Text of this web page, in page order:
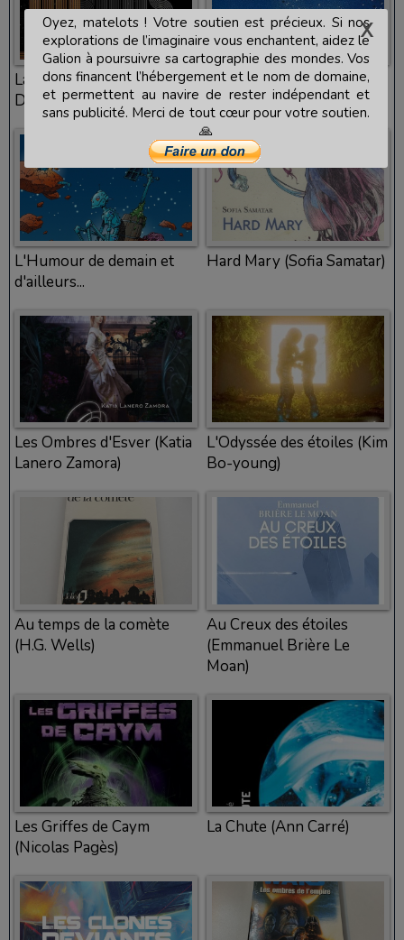
La Zone du dehors (Alain
Damasio)
Croisière sans escale
(Brian Aldiss)
L'Humour de demain et
d'ailleurs...
Hard Mary (Sofia Samatar)
Les Ombres d'Esver (Katia
Lanero Zamora)
L'Odyssée des étoiles (Kim
Bo-young)
Au temps de la comète
(H.G. Wells)
Au Creux des étoiles
(Emmanuel Brière Le
Moan)
Les Griffes de Caym
(Nicolas Pagès)
La Chute (Ann Carré)
Oyez, matelots ! Votre soutien est précieux. Si nos
explorations de l’imaginaire vous enchantent, aidez le
Galion à poursuivre sa cartographie des mondes. Vos
dons financent l’hébergement et le nom de domaine,
et permettent au navire de rester indépendant et
sans publicité. Merci de tout cœur pour votre soutien.
🙏